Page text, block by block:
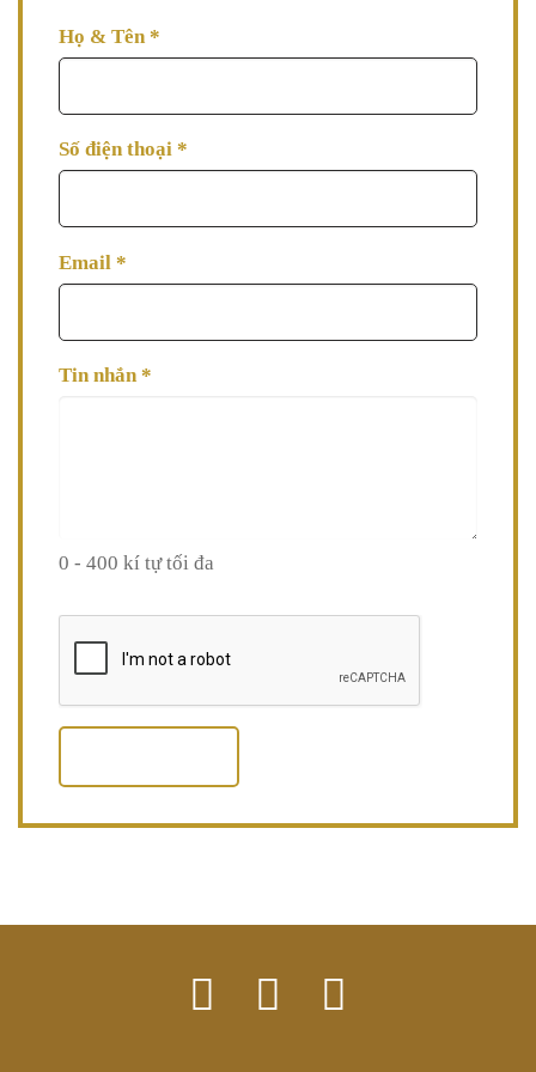
Họ & Tên*
Số điện thoại *
Email *
Tin nhắn*
0 - 400 kí tự tối đa